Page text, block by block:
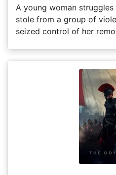
A young woman
stole from a group of
seized control of her